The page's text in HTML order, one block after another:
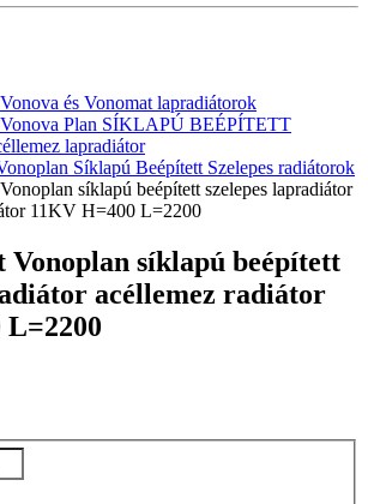
és Vonomat lapradiátorok
Plan SÍKLAPÚ BEÉPÍTETT
lapradiátor
Síklapú Beépített Szelepes radiátorok
síklapú beépített szelepes lapradiátor
11KV H=400 L=2200
Vonoplan síklapú beépített
acéllemez radiátor
L=2200